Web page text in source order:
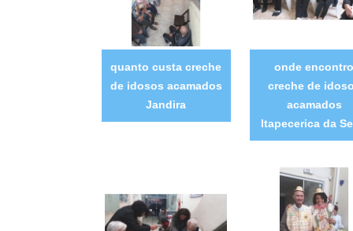
quanto custa creche
de idosos acamados
Jandira
onde
creche de
acamados
Itapecerica da